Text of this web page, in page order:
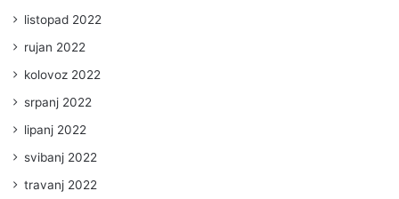
listopad 2022
rujan 2022
kolovoz 2022
srpanj 2022
lipanj 2022
svibanj 2022
travanj 2022